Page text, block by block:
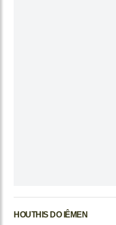
HOUTHIS DO IÊMEN